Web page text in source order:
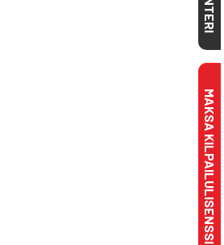
MAKSA KILPAILULISENSSI